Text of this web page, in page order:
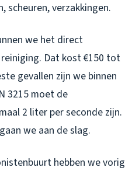
verzakkingen.
we het direct
Dat kost €150 tot
gevallen zijn we binnen
3215 moet de
2 liter per seconde zijn.
we aan de slag.
hebben we vorig